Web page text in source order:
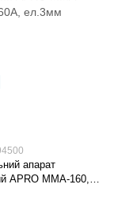
апарат
APRO MMA-160,